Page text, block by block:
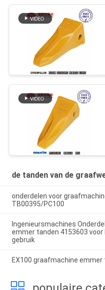
de tanden van de
onderdelen voor
TB00395/PC100
Ingenieursmachines
emmer tanden 4153603
gebruik
EX100 graafmachine